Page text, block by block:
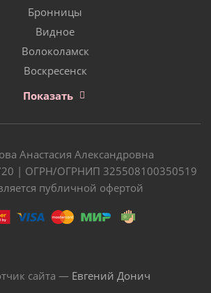
Бронницы
Видное
Волоколамск
Воскресенск
Показать
Анастасия Александровна
| ОГРН/ОГРНИП 325508100350519
публичной офертой
сайта — Евгений Донич